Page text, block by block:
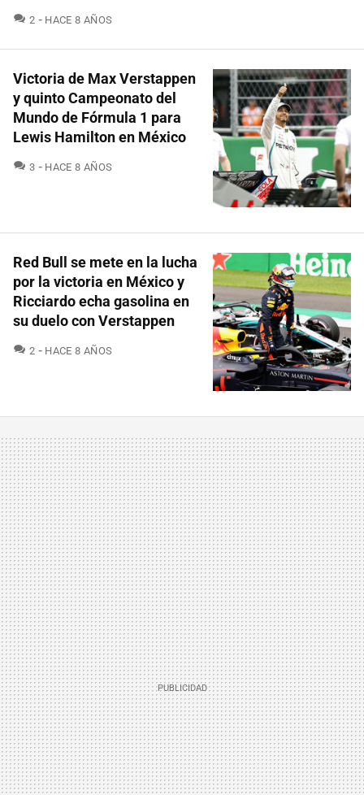
2 COMENTARIOS
HACE 8 AÑOS
Victoria de Max Verstappen
y quinto Campeonato del
Mundo de Fórmula 1 para
Lewis Hamilton en México
3 COMENTARIOS
HACE 8 AÑOS
Red Bull se mete en la lucha
por la victoria en México y
Ricciardo echa gasolina en
su duelo con Verstappen
2 COMENTARIOS
HACE 8 AÑOS